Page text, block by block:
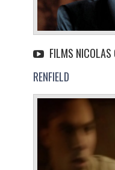
FILMS NICOLAS
RENFIELD